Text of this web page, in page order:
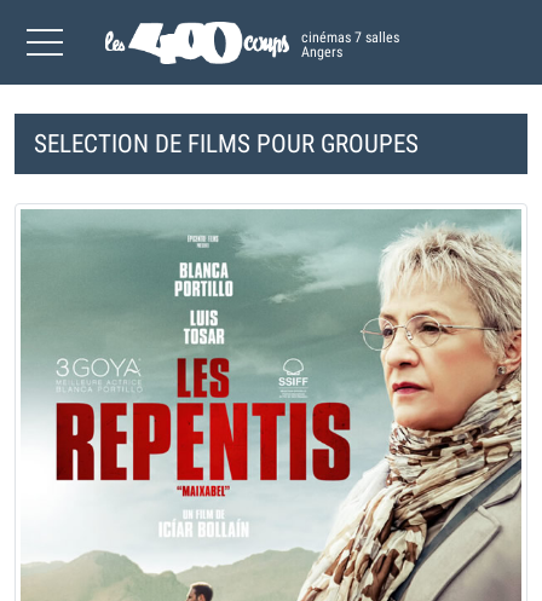
cinémas 7 salles
Angers
SELECTION DE FILMS POUR GROUPES